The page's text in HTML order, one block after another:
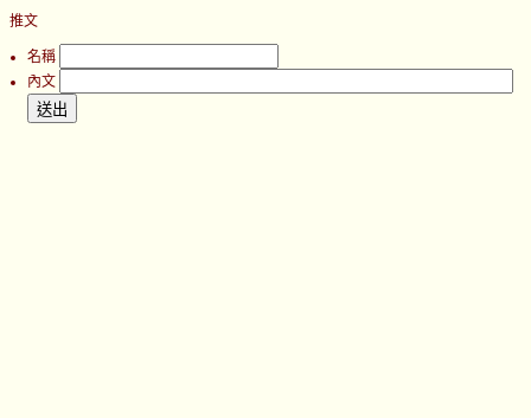
推文
名稱
內文